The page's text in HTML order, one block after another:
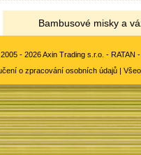
Bambusové misky a
- 2026 Axin Trading s.r.o. - RATAN
o zpracování osobních údajů |